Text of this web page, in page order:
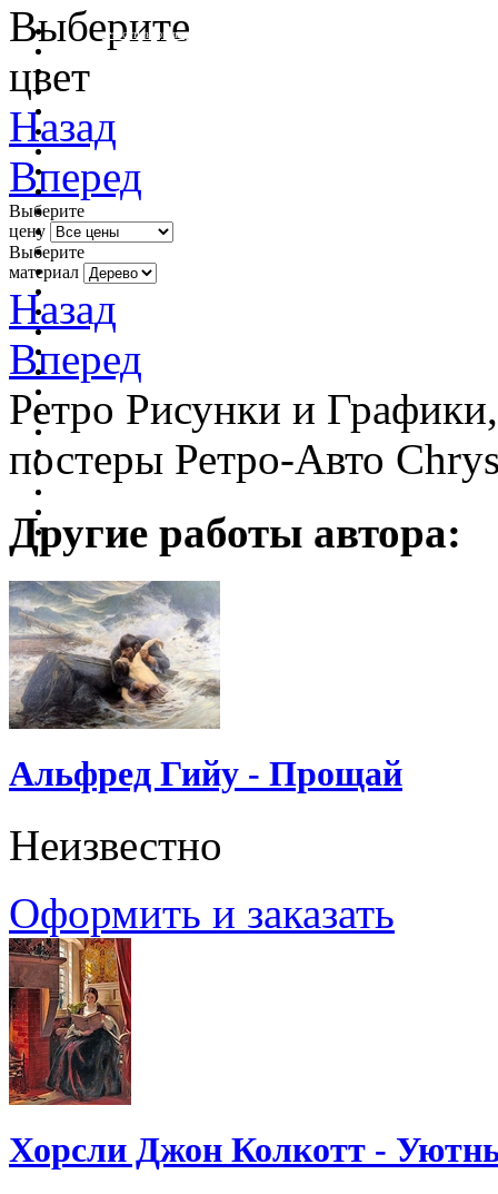
очистить фильтр цвета
Выберите
цвет
Назад
Вперед
Выберите
цену
Выберите
материал
Назад
Вперед
Ретро Рисунки и
постеры Ретро-Авто
Другие работы автора:
Альфред Гийу - Прощай
Неизвестно
Оформить и заказать
Хорсли Джон Колкотт -